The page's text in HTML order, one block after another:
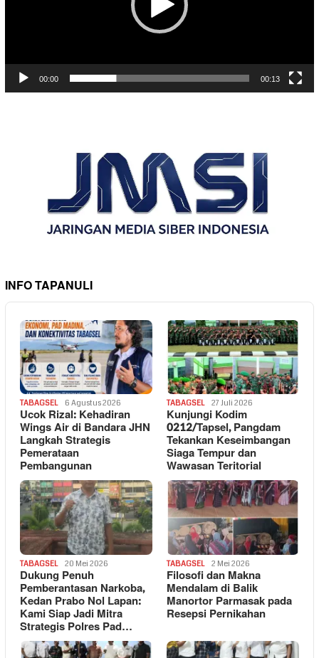
00:00 00:13
INFO TAPANULI
TABAGSEL 6 Agustus 2026
Ucok Rizal: Kehadiran
Wings Air di Bandara JHN
Langkah Strategis
Pemerataan
Pembangunan
TABAGSEL 27 Juli 2026
Kunjungi Kodim
0212/Tapsel, Pangdam
Tekankan Keseimbangan
Siaga Tempur dan
Wawasan Teritorial
TABAGSEL 20 Mei 2026
Dukung Penuh
Pemberantasan Narkoba,
Kedan Prabo Nol Lapan:
Kami Siap Jadi Mitra
Strategis Polres Pad…
TABAGSEL 2 Mei 2026
Filosofi dan Makna
Mendalam di Balik
Manortor Parmasak pada
Resepsi Pernikahan